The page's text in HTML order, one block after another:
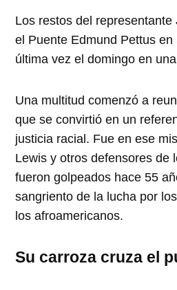
Los restos del
el Puente Edmund Pettus
última vez el domingo en
Una multitud comenzó a
que se convirtió en un
justicia racial. Fue en ese
Lewis y otros defensores de
fueron golpeados hace 55
sangriento de la lucha por
los afroamericanos.
Su carroza cruza el